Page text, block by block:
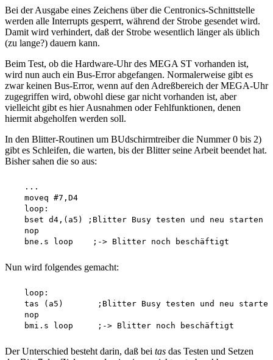
Bei der Ausgabe eines Zeichens über die Centronics-Schnittstelle
werden alle Interrupts gesperrt, während der Strobe gesendet wird.
Damit wird verhindert, daß der Strobe wesentlich länger als üblich
(zu lange?) dauern kann.
Beim Test, ob die Hardware-Uhr des MEGA ST vorhanden ist,
wird nun auch ein Bus-Error abgefangen. Normalerweise gibt es
zwar keinen Bus-Error, wenn auf den Adreßbereich der MEGA-Uhr
zugegriffen wird, obwohl diese gar nicht vorhanden ist, aber
vielleicht gibt es hier Ausnahmen oder Fehlfunktionen, denen
hiermit abgeholfen werden soll.
In den Blitter-Routinen um BUdschirmtreiber die Nummer 0 bis 2)
gibt es Schleifen, die warten, bis der Blitter seine Arbeit beendet hat.
Bisher sahen die so aus:
   ...
   moveq #7,D4
   loop:
   bset d4,(a5) ;Blitter Busy testen und neu starten
   nop
Nun wird folgendes gemacht:
   loop:
   tas (a5)       ;Blitter Busy testen und neu starten
   nop
Der Unterschied besteht darin, daß bei tas das Testen und Setzen